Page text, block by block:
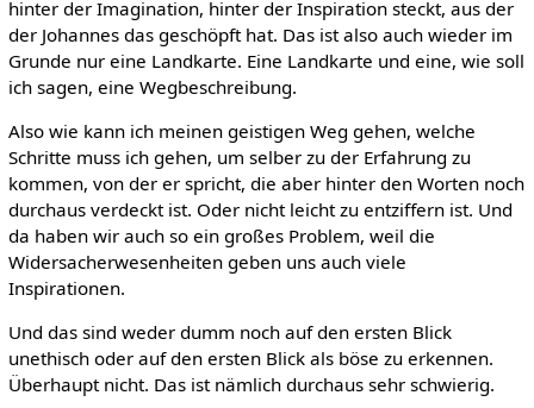
hinter der Imagination, hinter der Inspiration steckt, aus der
der Johannes das geschöpft hat. Das ist also auch wieder im
Grunde nur eine Landkarte. Eine Landkarte und eine, wie soll
ich sagen, eine Wegbeschreibung.
Also wie kann ich meinen geistigen Weg gehen, welche
Schritte muss ich gehen, um selber zu der Erfahrung zu
kommen, von der er spricht, die aber hinter den Worten noch
durchaus verdeckt ist. Oder nicht leicht zu entziffern ist. Und
da haben wir auch so ein großes Problem, weil die
Widersacherwesenheiten geben uns auch viele
Inspirationen.
Und das sind weder dumm noch auf den ersten Blick
unethisch oder auf den ersten Blick als böse zu erkennen.
Überhaupt nicht. Das ist nämlich durchaus sehr schwierig.